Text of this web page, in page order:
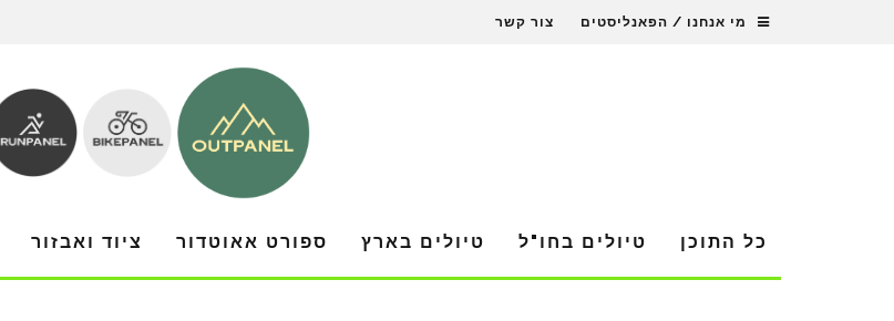
מי אנחנו / הפאנליסטים צור קשר
כל התוכן טיולים בחו"ל טיולים בארץ ספורט אאוטדור ציוד ואבזור